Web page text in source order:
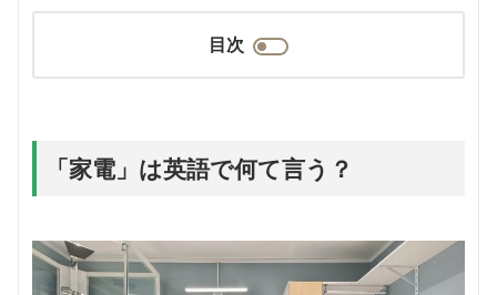
目次
「家電」は英語で何て言う？